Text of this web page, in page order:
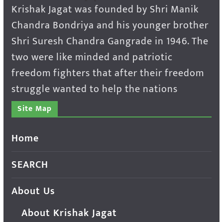
Krishak Jagat was founded by Shri Manik
Chandra Bondriya and his younger brother
Shri Suresh Chandra Gangrade in 1946. The
two were like minded and patriotic
freedom fighters that after their freedom
struggle wanted to help the nations
Site Map
Home
SEARCH
About Us
About Krishak Jagat